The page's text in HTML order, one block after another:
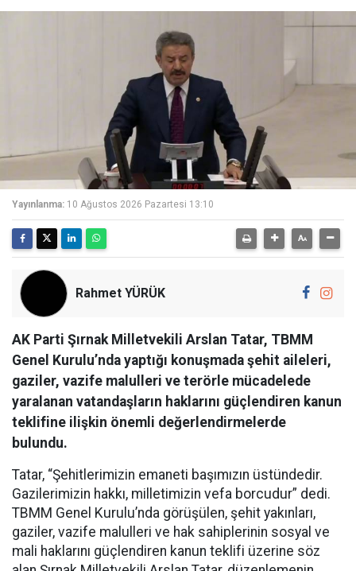
Yayınlanma: 10 Ağustos 2026 Pazartesi 13:10
Rahmet YÜRÜK
AK Parti Şırnak Milletvekili Arslan Tatar, TBMM
Genel Kurulu’nda yaptığı konuşmada şehit aileleri,
gaziler, vazife malulleri ve terörle mücadelede
yaralanan vatandaşların haklarını güçlendiren kanun
teklifine ilişkin önemli değerlendirmelerde
bulundu.
Tatar, “Şehitlerimizin emaneti başımızın üstündedir.
Gazilerimizin hakkı, milletimizin vefa borcudur” dedi.
TBMM Genel Kurulu’nda görüşülen, şehit yakınları,
gaziler, vazife malulleri ve hak sahiplerinin sosyal ve
mali haklarını güçlendiren kanun teklifi üzerine söz